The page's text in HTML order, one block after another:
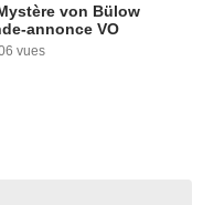
von Bülow
annonce VO
vues